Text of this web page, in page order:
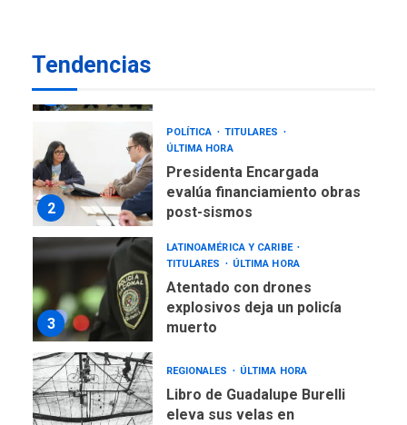
Tendencias
1
2
POLÍTICA
TITULARES
ÚLTIMA HORA
Presidenta Encargada
evalúa financiamiento obras
post-sismos
3
LATINOAMÉRICA Y CARIBE
TITULARES
ÚLTIMA HORA
Atentado con drones
explosivos deja un policía
muerto
REGIONALES ÚLTIMA HORA
Libro de Guadalupe Burelli
eleva sus velas en